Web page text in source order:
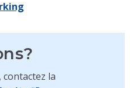
contactez la